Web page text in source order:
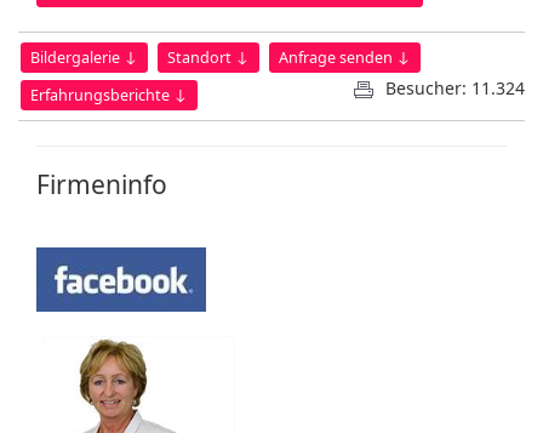
Bildergalerie ↓ Standort ↓
Anfrage senden ↓
Erfahrungsberichte ↓
Besucher: 11.324
Firmeninfo